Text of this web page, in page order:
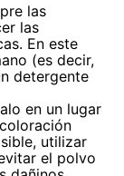
las
las
En este
(es decir,
detergente
en un lugar
utilizar
el polvo